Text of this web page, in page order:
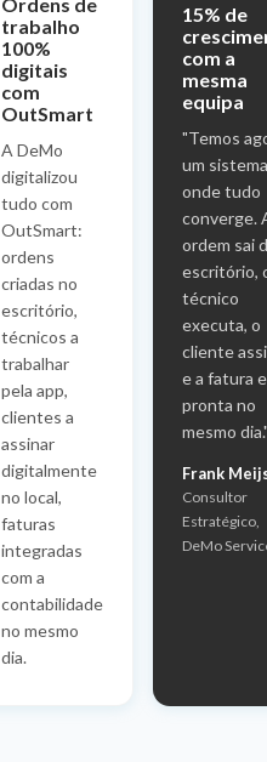
trabalho
100%
digitais
com
OutSmart
A DeMo
digitalizou
tudo com
OutSmart:
ordens
criadas no
escritório,
técnicos a
trabalhar
pela app,
clientes a
assinar
digitalmente
no local,
faturas
integradas
com a
contabilidade
no mesmo
dia.
15% de
com a
mesma
equipa
"Temos
um sistema
onde tudo
converge.
ordem sai
escritório,
técnico
executa, o
cliente
e a fatura
pronta no
mesmo
Frank
Consultor
Estratégico,
DeMo